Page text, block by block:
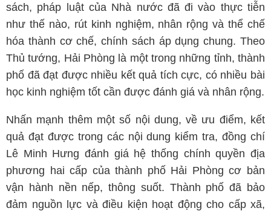
sách, pháp luật của Nhà nước đã đi vào thực tiễn
như thế nào, rút kinh nghiệm, nhân rộng và thể chế
hóa thành cơ chế, chính sách áp dụng chung. Theo
Thủ tướng, Hải Phòng là một trong những tỉnh, thành
phố đã đạt được nhiều kết quả tích cực, có nhiều bài
học kinh nghiệm tốt cần được đánh giá và nhân rộng.
Nhấn mạnh thêm một số nội dung, về ưu điểm, kết
quả đạt được trong các nội dung kiểm tra, đồng chí
Lê Minh Hưng đánh giá hệ thống chính quyền địa
phương hai cấp của thành phố Hải Phòng cơ bản
vận hành nền nếp, thông suốt. Thành phố đã bảo
đảm nguồn lực và điều kiện hoạt động cho cấp xã,